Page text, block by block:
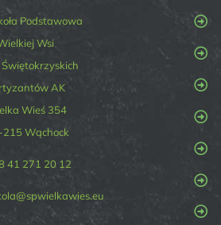
Podstawowa
Wsi
Świętokrzyskich
AK
Wieś 354
215 Wąchock
41 271 20 12